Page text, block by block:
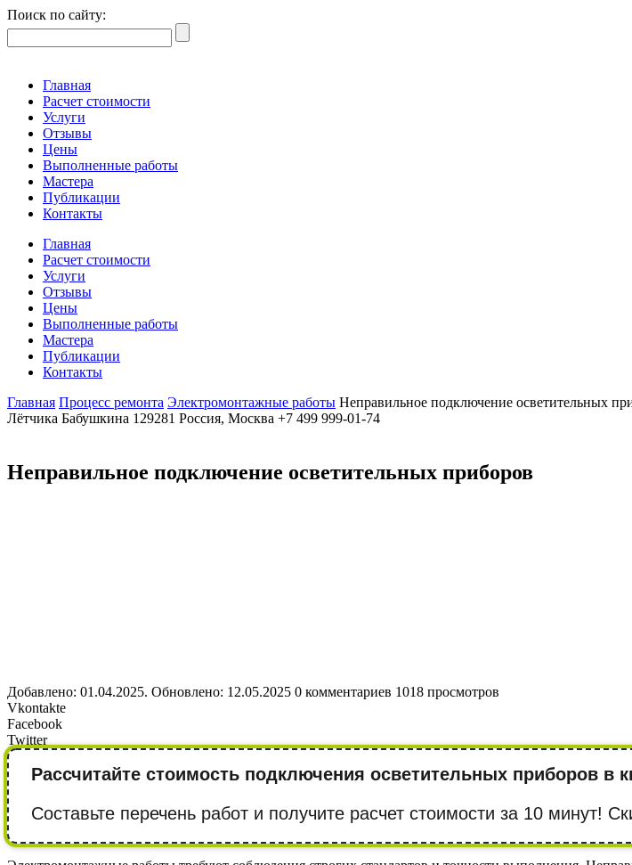
Поиск по сайту:
Главная
Расчет стоимости
Услуги
Отзывы
Цены
Выполненные работы
Мастера
Публикации
Контакты
Главная
Расчет стоимости
Услуги
Отзывы
Цены
Выполненные работы
Мастера
Публикации
Контакты
Главная Процесс ремонта Электромонтажные работы Неправильное подключение осветительных
Лётчика Бабушкина 129281 Россия, Москва +7 499 999-01-74
Неправильное подключение осветительных приборов
Добавлено: 01.04.2025. Обновлено: 12.05.2025 0 комментариев 1018 просмотров
Vkontakte
Facebook
Twitter
Рассчитайте стоимость подключения осветительных приборов в
Составьте перечень работ и получите расчет стоимости за 10 минут!